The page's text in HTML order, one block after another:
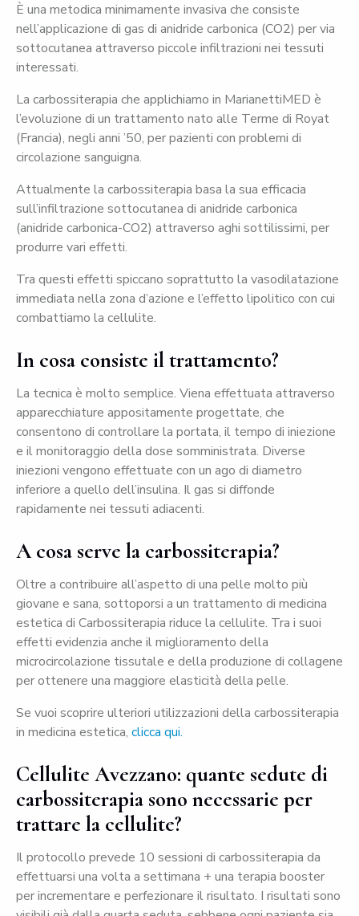
È una metodica minimamente invasiva che consiste
nell’applicazione di gas di anidride carbonica (CO2) per via
sottocutanea attraverso piccole infiltrazioni nei tessuti
interessati.
La carbossiterapia che applichiamo in MarianettiMED è
l’evoluzione di un trattamento nato alle Terme di Royat
(Francia), negli anni ’50, per pazienti con problemi di
circolazione sanguigna.
Attualmente la carbossiterapia basa la sua efficacia
sull’infiltrazione sottocutanea di anidride carbonica
(anidride carbonica-CO2) attraverso aghi sottilissimi, per
produrre vari effetti.
Tra questi effetti spiccano soprattutto la vasodilatazione
immediata nella zona d’azione e l’effetto lipolitico con cui
combattiamo la cellulite.
In cosa consiste il trattamento?
La tecnica è molto semplice. Viena effettuata attraverso
apparecchiature appositamente progettate, che
consentono di controllare la portata, il tempo di iniezione
e il monitoraggio della dose somministrata. Diverse
iniezioni vengono effettuate con un ago di diametro
inferiore a quello dell’insulina. Il gas si diffonde
rapidamente nei tessuti adiacenti.
A cosa serve la carbossiterapia?
Oltre a contribuire all’aspetto di una pelle molto più
giovane e sana, sottoporsi a un trattamento di medicina
estetica di Carbossiterapia riduce la cellulite. Tra i suoi
effetti evidenzia anche il miglioramento della
microcircolazione tissutale e della produzione di collagene
per ottenere una maggiore elasticità della pelle.
Se vuoi scoprire ulteriori utilizzazioni della carbossiterapia
in medicina estetica, clicca qui.
Cellulite Avezzano: quante sedute di
carbossiterapia sono necessarie per
trattare la cellulite?
Il protocollo prevede 10 sessioni di carbossiterapia da
effettuarsi una volta a settimana + una terapia booster
per incrementare e perfezionare il risultato. I risultati sono